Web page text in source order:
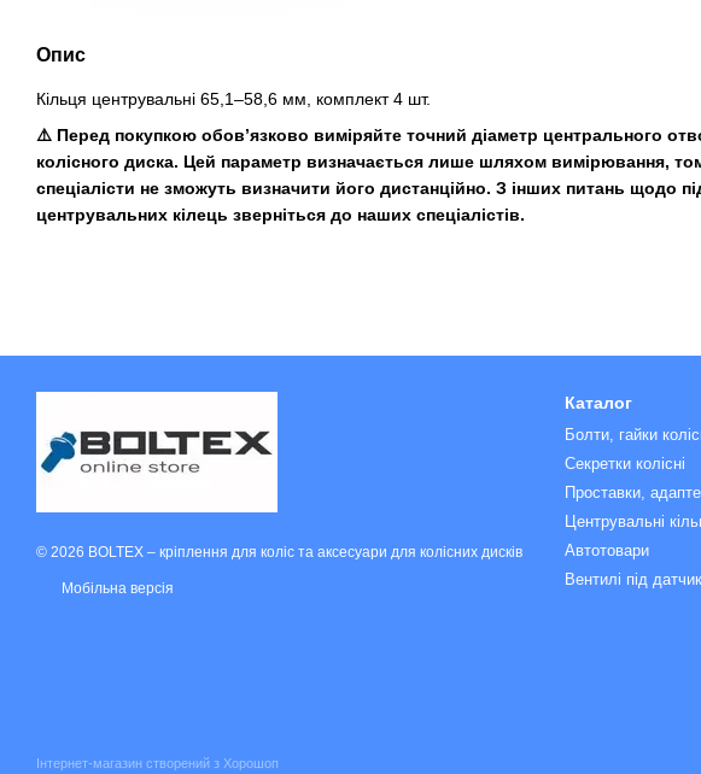
Опис
Кільця центрувальні 65,1–58,6 мм, комплект 4 шт.
⚠️ Перед покупкою обов’язково виміряйте точний діаметр центрального
колісного диска. Цей параметр визначається лише шляхом вимірювання,
спеціалісти не зможуть визначити його дистанційно. З інших питань щодо
центрувальних кілець зверніться до наших спеціалістів.
© 2026 BOLTEX – кріплення для коліс та аксесуари для колісних дисків
Мобільна версія
Інтернет-магазин створений з Хорошоп
Каталог
Болти, гайки
Секретки колісні
Проставки,
Центрувальні
Автотовари
Вентилі під